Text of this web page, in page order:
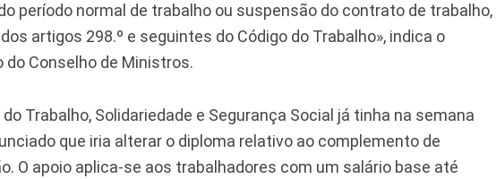
período normal de trabalho ou suspensão do contrato de trabalho,
artigos 298.º e seguintes do Código do Trabalho», indica o
do Conselho de Ministros.
Trabalho, Solidariedade e Segurança Social já tinha na semana
que iria alterar o diploma relativo ao complemento de
O apoio aplica-se aos trabalhadores com um salário base até